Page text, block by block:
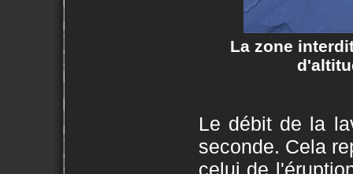
La zone
Le débit de la
seconde. Cela
celui de